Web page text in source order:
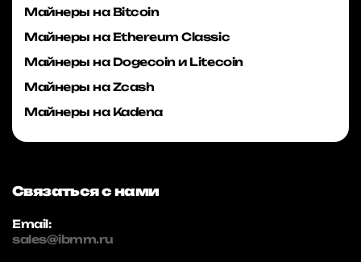
Майнеры на Bitcoin
Майнеры на Ethereum Classic
Майнеры на Dogecoin и Litecoin
Майнеры на Zcash
Майнеры на Kadena
Связаться с нами
Email:
sales@ibmm.ru